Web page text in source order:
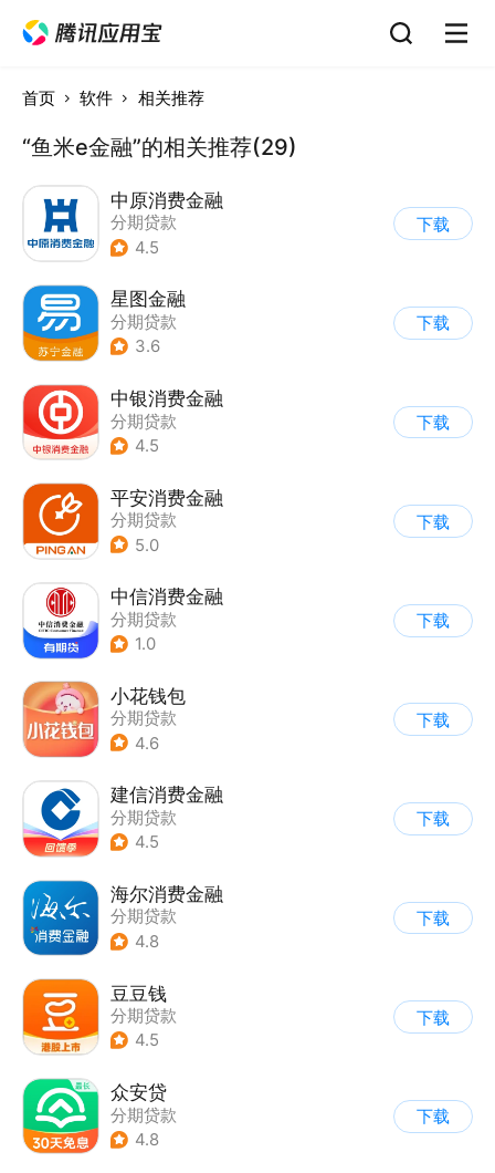
首页 软件 相关推荐
“鱼米e金融”的相关推荐(29)
中原消费金融
分期贷款
4.5
下载
星图金融
分期贷款
3.6
下载
中银消费金融
分期贷款
4.5
下载
平安消费金融
分期贷款
5.0
下载
中信消费金融
分期贷款
1.0
下载
小花钱包
分期贷款
4.6
下载
建信消费金融
分期贷款
4.5
下载
海尔消费金融
分期贷款
4.8
下载
豆豆钱
分期贷款
4.5
下载
众安贷
分期贷款
4.8
下载